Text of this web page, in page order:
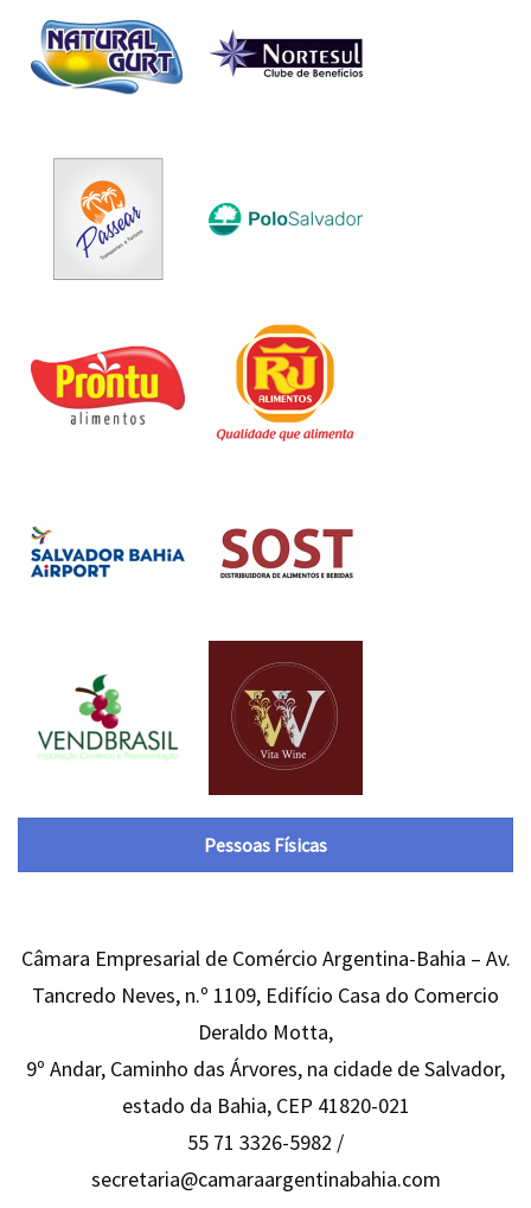
Pessoas Físicas
Câmara Empresarial de Comércio Argentina-Bahia – Av.
Tancredo Neves, n.º 1109, Edifício Casa do Comercio
Deraldo Motta,
9º Andar, Caminho das Árvores, na cidade de Salvador,
estado da Bahia, CEP 41820-021
55 71 3326-5982 /
secretaria@camaraargentinabahia.com